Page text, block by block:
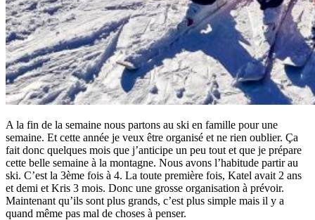
A la fin de la semaine nous partons au ski en famille pour une
semaine. Et cette année je veux être organisé et ne rien oublier. Ça
fait donc quelques mois que j’anticipe un peu tout et que je prépare
cette belle semaine à la montagne. Nous avons l’habitude partir au
ski. C’est la 3ème fois à 4. La toute première fois, Katel avait 2 ans
et demi et Kris 3 mois. Donc une grosse organisation à prévoir.
Maintenant qu’ils sont plus grands, c’est plus simple mais il y a
quand même pas mal de choses à penser.